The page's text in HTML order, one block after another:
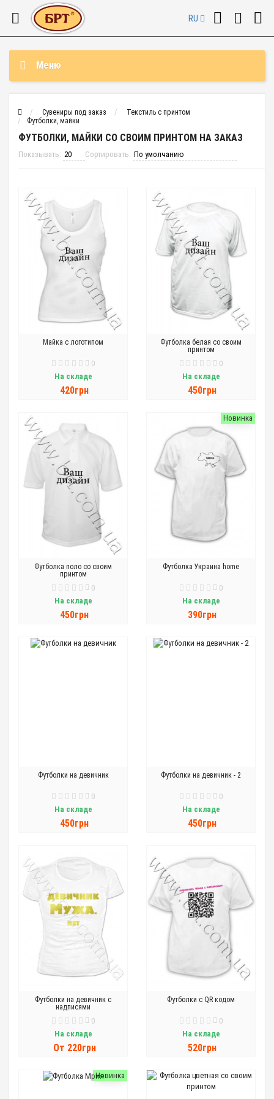
RU
Меню
Сувениры под заказ
Текстиль с принтом
Футболки, майки
ФУТБОЛКИ, МАЙКИ СО СВОИМ ПРИНТОМ НА ЗАКАЗ
Показывать: Сортировать:
Майка с логотипом
0
На складе
420грн
Футболка белая со своим
принтом
0
На складе
450грн
Футболка поло со своим
принтом
0
На складе
450грн
Новинка
Футболка Украина home
0
На складе
390грн
Футболки на девичник
0
На складе
450грн
Футболки на девичник - 2
0
На складе
450грн
Футболки на девичник с
надписями
0
На складе
От 220грн
Футболки с QR кодом
0
На складе
520грн
Новинка